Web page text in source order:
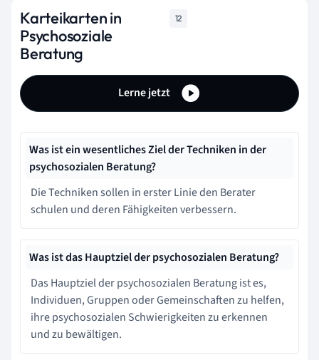
Karteikarten in
Psychosoziale
Beratung
12
Lerne jetzt
Was ist ein wesentliches Ziel der Techniken in der
psychosozialen Beratung?
Die Techniken sollen in erster Linie den Berater
schulen und deren Fähigkeiten verbessern.
Was ist das Hauptziel der psychosozialen Beratung?
Das Hauptziel der psychosozialen Beratung ist es,
Individuen, Gruppen oder Gemeinschaften zu helfen,
ihre psychosozialen Schwierigkeiten zu erkennen
und zu bewältigen.